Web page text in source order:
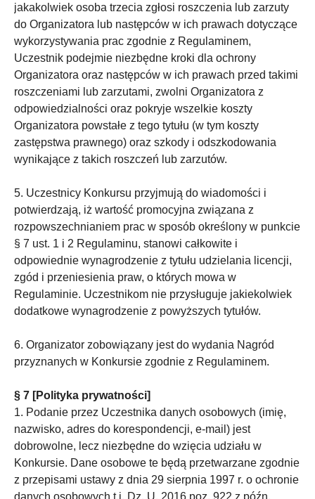
jakakolwiek osoba trzecia zgłosi roszczenia lub zarzuty
do Organizatora lub następców w ich prawach dotyczące
wykorzystywania prac zgodnie z Regulaminem,
Uczestnik podejmie niezbędne kroki dla ochrony
Organizatora oraz następców w ich prawach przed takimi
roszczeniami lub zarzutami, zwolni Organizatora z
odpowiedzialności oraz pokryje wszelkie koszty
Organizatora powstałe z tego tytułu (w tym koszty
zastępstwa prawnego) oraz szkody i odszkodowania
wynikające z takich roszczeń lub zarzutów.
5. Uczestnicy Konkursu przyjmują do wiadomości i
potwierdzają, iż wartość promocyjna związana z
rozpowszechnianiem prac w sposób określony w punkcie
§ 7 ust. 1 i 2 Regulaminu, stanowi całkowite i
odpowiednie wynagrodzenie z tytułu udzielania licencji,
zgód i przeniesienia praw, o których mowa w
Regulaminie. Uczestnikom nie przysługuje jakiekolwiek
dodatkowe wynagrodzenie z powyższych tytułów.
6. Organizator zobowiązany jest do wydania Nagród
przyznanych w Konkursie zgodnie z Regulaminem.
§ 7 [Polityka prywatności]
1. Podanie przez Uczestnika danych osobowych (imię,
nazwisko, adres do korespondencji, e-mail) jest
dobrowolne, lecz niezbędne do wzięcia udziału w
Konkursie. Dane osobowe te będą przetwarzane zgodnie
z przepisami ustawy z dnia 29 sierpnia 1997 r. o ochronie
danych osobowych t.j. Dz. U. 2016 poz. 922 z późn.